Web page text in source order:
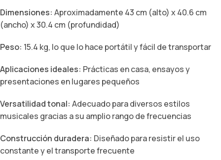
Dimensiones: Aproximadamente 43 cm (alto) x 40.6 cm
(ancho) x 30.4 cm (profundidad)
Peso: 15.4 kg, lo que lo hace portátil y fácil de transportar
Aplicaciones ideales: Prácticas en casa, ensayos y
presentaciones en lugares pequeños
Versatilidad tonal: Adecuado para diversos estilos
musicales gracias a su amplio rango de frecuencias
Construcción duradera: Diseñado para resistir el uso
constante y el transporte frecuente